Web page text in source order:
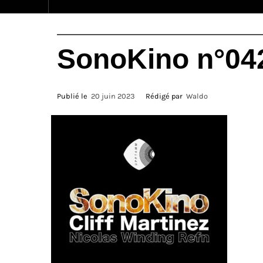
SonoKino
Publié le 20 juin 2023 Rédigé par Waldo